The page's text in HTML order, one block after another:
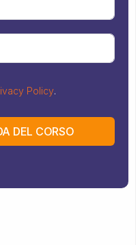
Policy.
DEL CORSO